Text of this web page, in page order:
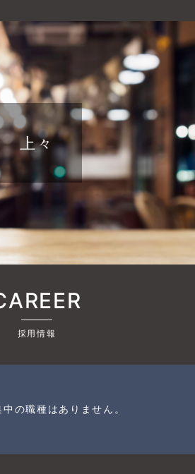
上々
採用情報
の職種はありません。